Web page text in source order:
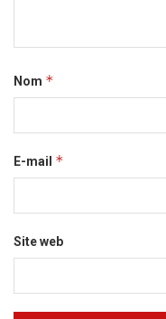
Nom *
E-mail *
Site web